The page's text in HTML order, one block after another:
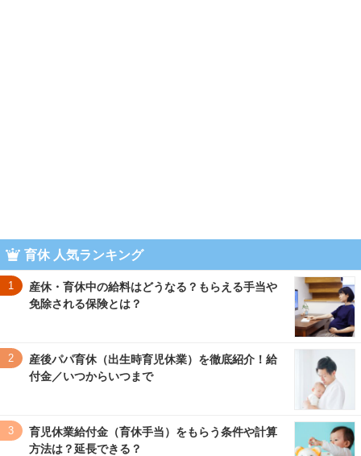
育休 人気ランキング
1
産休・育休中の給料はどうなる？もらえる手当や
免除される保険とは？
2
産後パパ育休（出生時育児休業）を徹底紹介！給
付金／いつからいつまで
3
育児休業給付金（育休手当）をもらう条件や計算
方法は？延長できる？